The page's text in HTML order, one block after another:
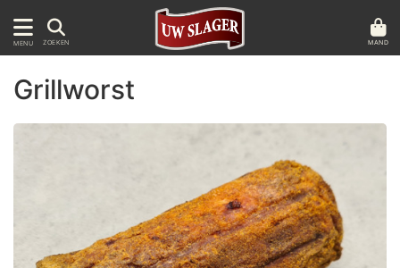
MENU ZOEKEN MAND
Grillworst